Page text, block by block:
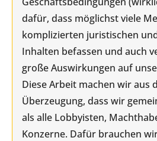
dafür, dass möglichst viele
komplizierten juristischen
Inhalten befassen und auch
große Auswirkungen auf
Diese Arbeit machen wir aus
Überzeugung, dass wir
als alle Lobbyisten,
Konzerne. Dafür brauchen